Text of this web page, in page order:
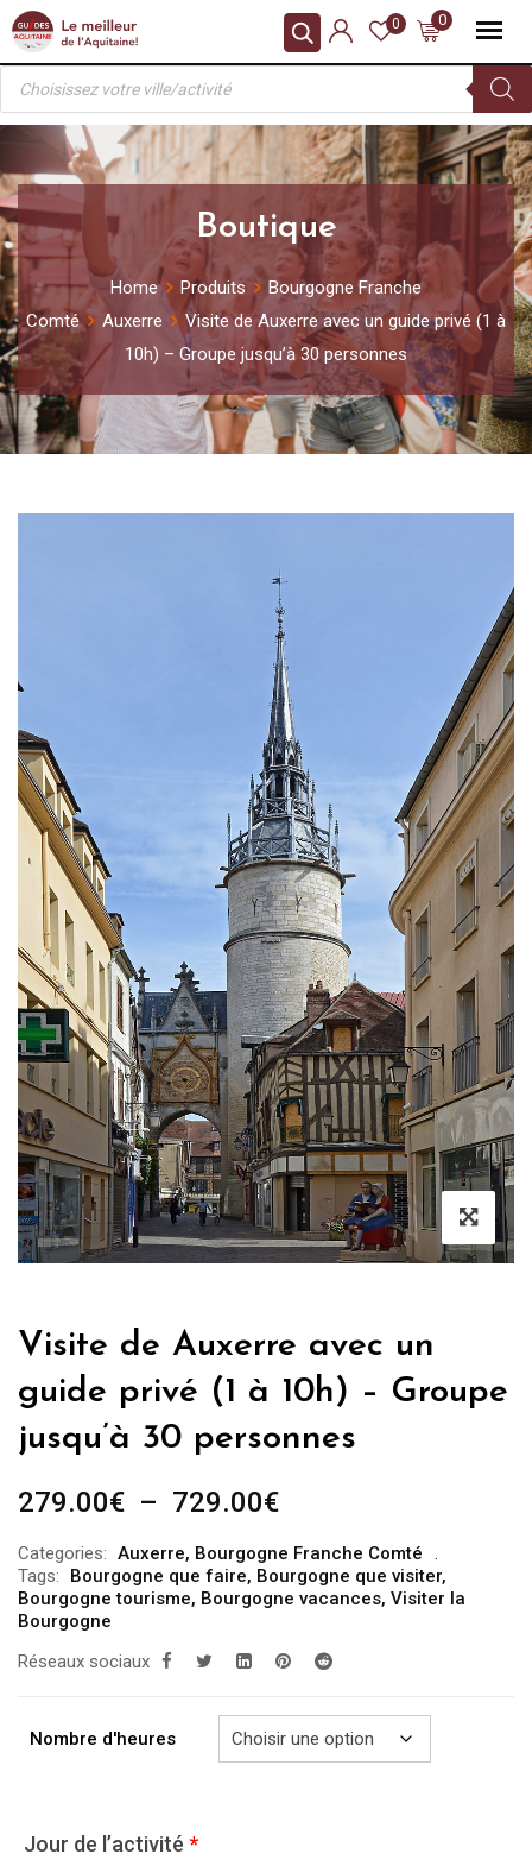
Skip
content
0
0
Recherche
produits
Boutique
Home Produits
Bourgogne Franche
Comté
Auxerre
Visite de Auxerre avec un guide privé (1 à
10h) – Groupe jusqu’à 30 personnes
Visite de Auxerre avec un
guide privé (1 à 10h) – Groupe
jusqu’à 30 personnes
279.00€ – 729.00€Plage
prix :
279.00€
729.00€
Categories: Auxerre, Bourgogne Franche Comté
Tags:
Bourgogne que faire, Bourgogne que visiter,
Bourgogne tourisme, Bourgogne vacances, Visiter la
Bourgogne
Réseaux sociaux
Nombre d'heures
Jour de l’activité *